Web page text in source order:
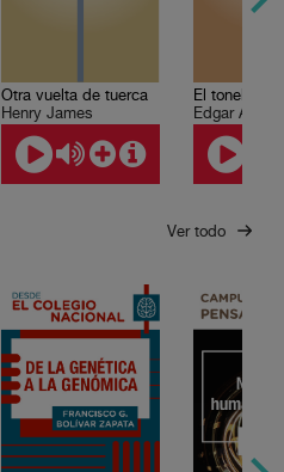
Otra vuelta de tuerca
Henry James
El tonel de
Edgar Allan
Ver todo